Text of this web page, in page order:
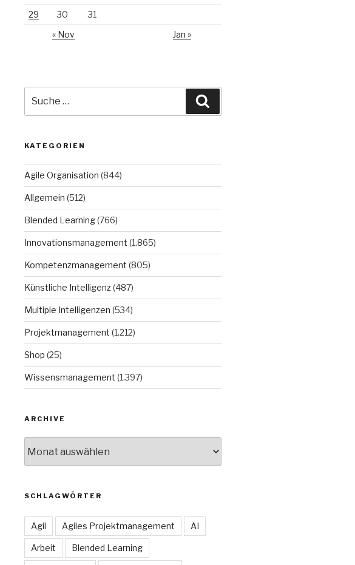
29
30
31
« Nov
Jan »
nach:
KATEGORIEN
Agile Organisation (844)
Allgemein (512)
Blended Learning(766)
Innovationsmanagement (1.865)
Kompetenzmanagement (805)
Künstliche Intelligenz(487)
Multiple Intelligenzen (534)
Projektmanagement (1.212)
Shop (25)
Wissensmanagement (1.397)
ARCHIVE
SCHLAGWÖRTER
Agil Agiles Projektmanagement AI
Arbeit Blended Learning